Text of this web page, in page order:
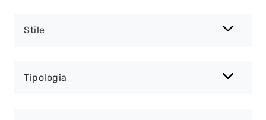
Stile
Tipologia